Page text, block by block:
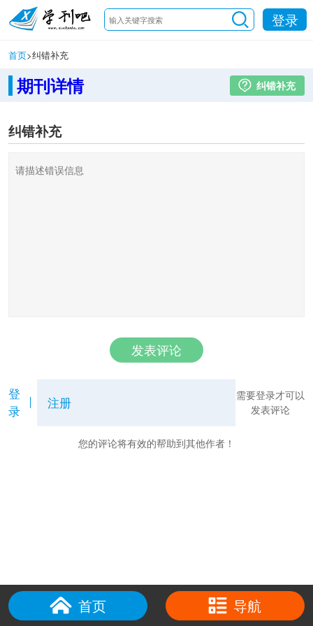
登录
首页>纠错补充
期刊详情 纠错补充
纠错补充
发表评论
登
录
注册
需要登录才可以
发表评论
您的评论将有效的帮助到其他作者！
首页 导航